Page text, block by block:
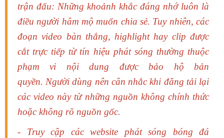
trận đấu: Những khoảnh khắc đáng nhớ luôn là
điều người hâm mộ muốn chia sẻ. Tuy nhiên, các
đoạn video bàn thắng, highlight hay clip được
cắt trực tiếp từ tín hiệu phát sóng thường thuộc
phạm vi nội dung được bảo hộ bản
quyền. Người dùng nên cân nhắc khi đăng tải lại
các video này từ những nguồn không chính thức
hoặc không rõ nguồn gốc.
- Truy cập các website phát sóng bóng đá